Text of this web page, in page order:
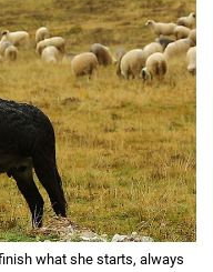
what she starts, always